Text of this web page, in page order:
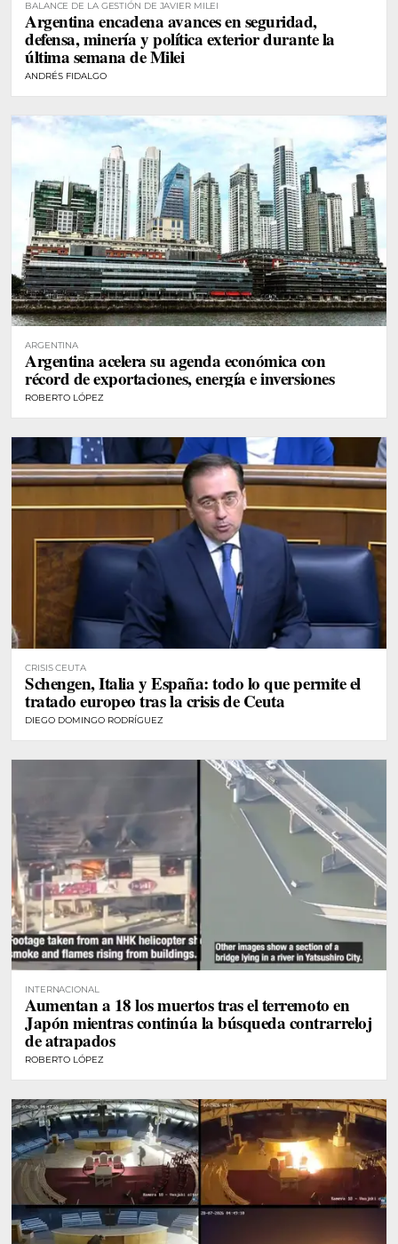
BALANCE DE LA GESTIÓN DE JAVIER MILEI
Argentina encadena avances en seguridad,
defensa, minería y política exterior durante la
última semana de Milei
ANDRÉS FIDALGO
ARGENTINA
Argentina acelera su agenda económica con
récord de exportaciones, energía e inversiones
ROBERTO LÓPEZ
CRISIS CEUTA
Schengen, Italia y España: todo lo que permite el
tratado europeo tras la crisis de Ceuta
DIEGO DOMINGO RODRÍGUEZ
INTERNACIONAL
Aumentan a 18 los muertos tras el terremoto en
Japón mientras continúa la búsqueda contrarreloj
de atrapados
ROBERTO LÓPEZ